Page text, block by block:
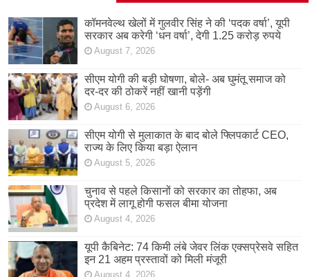
कॉमनवेल्थ खेलों में गुलवीर सिंह ने की ‘पदक वर्षा’, यूपी
सरकार अब करेगी ‘धन वर्षा’, देगी 1.25 करोड़ रुपये
August 7, 2026
सीएम योगी की बड़ी घोषणा, बोले- अब घुमंतू समाज को
दर-दर की ठोकरें नहीं खानी पड़ेंगी
August 6, 2026
सीएम योगी से मुलाकात के बाद बोले फ्लिपकार्ट CEO,
राज्य के लिए किया बड़ा ऐलान
August 5, 2026
चुनाव से पहले किसानों को सरकार का तोहफा, अब
प्रदेश में लागू होगी फसल बीमा योजना
August 4, 2026
यूपी कैबिनेट: 74 किमी लंबे जेवर लिंक एक्सप्रेसवे सहित
इन 21 अहम प्रस्तावों को मिली मंजूरी
August 4, 2026